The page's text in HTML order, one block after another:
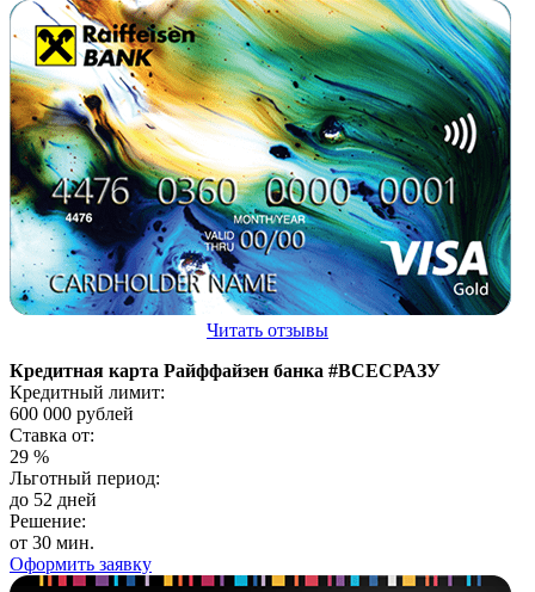
Читать отзывы
Кредитная карта Райффайзен банка #ВСЕСРАЗУ
Кредитный лимит:
600 000 рублей
Ставка от:
29 %
Льготный период:
до 52 дней
Решение:
от 30 мин.
Оформить заявку